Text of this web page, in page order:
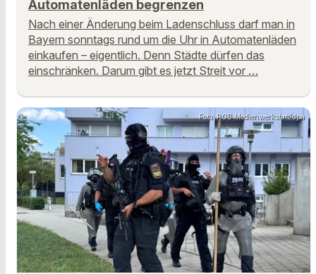
Automatenläden begrenzen
Nach einer Änderung beim Ladenschluss darf man in
Bayern sonntags rund um die Uhr in Automatenläden
einkaufen – eigentlich. Denn Städte dürfen das
einschränken. Darum gibt es jetzt Streit vor …
Foto: RGB Medienwerkstatt/dpa